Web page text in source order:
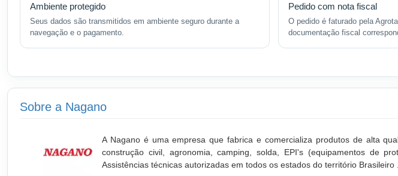
Ambiente protegido
Seus dados são transmitidos em ambiente seguro durante a
navegação e o pagamento.
Pedido com nota fiscal
O pedido é faturado pela
documentação fiscal
Sobre a Nagano
A Nagano é uma empresa que fabrica e comercializa produtos de alta
construção civil, agronomia, camping, solda, EPI's (equipamentos de
Assistências técnicas autorizadas em todos os estados do território Brasileiro .